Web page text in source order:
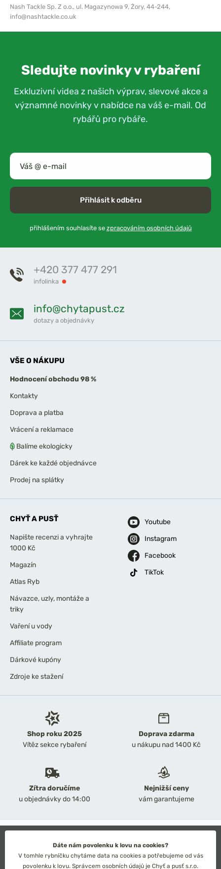
Nash Tackle Sp. Z o.o., ul. Magazynowa 9, Żory, 44-244,
info@nashtackle.co.uk
Sledujte novinky v rybaření
Exkluzivní videa z našich výprav, slevové akce a
významné novinky v nabídce na váš e-mail. Od
rybářů pro rybáře.
Přihlásit k odběru
přihlášením souhlasíte se zpracováním osobních údajů
Shop roku 2025
Vítěz sekce rybaření
Doprava zdarma
u nákupu nad 1400 Kč
Zítra doručíme
u objednávky do 14:00
Nejnižší ceny
vám garantujeme
+420 377 477 291
infolinka
info@chytapust.cz
dotazy a objednávky
VŠE O NÁKUPU
Hodnocení obchodu 98 %
Kontakty
Doprava a platba
Vrácení a reklamace
Balíme ekologicky
Dárek ke každé objednávce
Prodej na splátky
CHYŤ A PUSŤ
Napište recenzi a vyhrajte
1000 Kč
Magazín
Atlas Ryb
Návazce, uzly, montáže a
triky
Vaření u vody
Affiliate program
Dárkové kupóny
Zdroje ke stažení
Youtube
Instagram
Facebook
TikTok
Obchodní podmínky
Ochrana osobních údajů
Technické řešení: Simplia s.r.o.
Dáte nám povolenku k lovu na cookies?
V tomhle rybníčku chytáme data na cookies a potřebujeme od vás
povolenku k lovu. Správcem osobních údajů je Chyť a pusť s.r.o.